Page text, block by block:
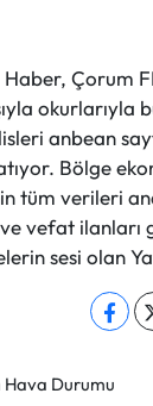
Çorum
anbean
Bölge
tüm verileri
vefat
sesi olan
Hava Durumu